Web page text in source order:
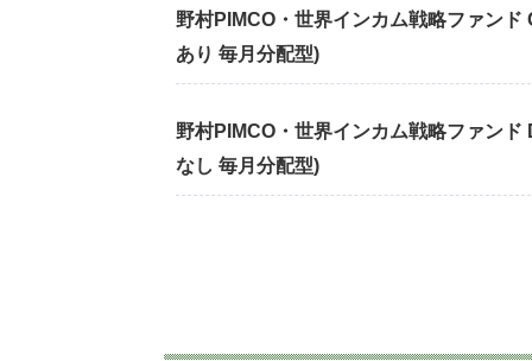
野村PIMCO・世界インカム戦略ファンド
あり 毎月分配型)
野村PIMCO・世界インカム戦略ファンド
なし 毎月分配型)